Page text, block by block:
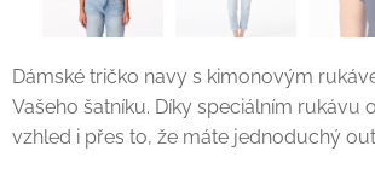
Dámské tričko navy s kimonovým
Vašeho šatníku. Díky speciálním rukávu
vzhled i přes to, že máte jednoduchý